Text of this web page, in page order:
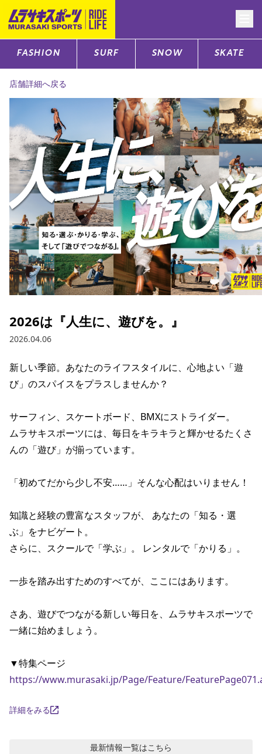
CATEGORY
サーフTOP
スノーTOP
スケートTOP
CONTENTS
ブランド一覧
特集一覧
SUPPORT
ご利用ガイド
会員ランク
アフターサポート
お問い合わせ
ニュース
ムラサキスポーツ 公式アプリ
ポイント・クーポンもこのアプリで！
FASHION SURF SNOW SKATE
店舗詳細へ戻る
2026は『人生に、遊びを。』
2026.04.06
新しい季節。あなたのライフスタイルに、心地よい「遊
び」のスパイスをプラスしませんか？
サーフィン、スケートボード、BMXにストライダー。
ムラサキスポーツには、毎日をキラキラと輝かせるたくさ
んの「遊び」が揃っています。
「初めてだから少し不安……」そんな心配はいりません！
知識と経験の豊富なスタッフが、 あなたの「知る・選
ぶ」をナビゲート。
さらに、スクールで「学ぶ」。 レンタルで「かりる」。
一歩を踏み出すためのすべてが、ここにはあります。
さあ、遊びでつながる新しい毎日を、ムラサキスポーツで
一緒に始めましょう。
https://www.murasaki.jp/Page/Feature/
詳細をみる
最新情報一覧はこちら